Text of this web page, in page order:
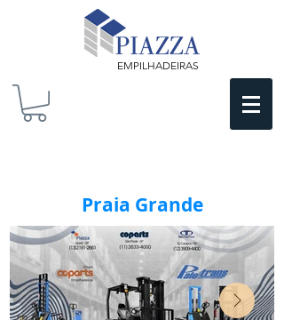
EMPILHADEIRAS
Praia Grande